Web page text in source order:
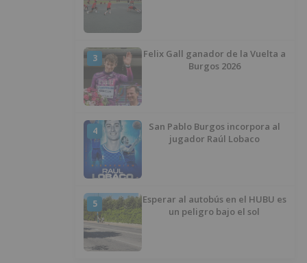
3
Felix Gall ganador de la Vuelta a
Burgos 2026
4
San Pablo Burgos incorpora al
jugador Raúl Lobaco
5
Esperar al autobús en el HUBU es
un peligro bajo el sol